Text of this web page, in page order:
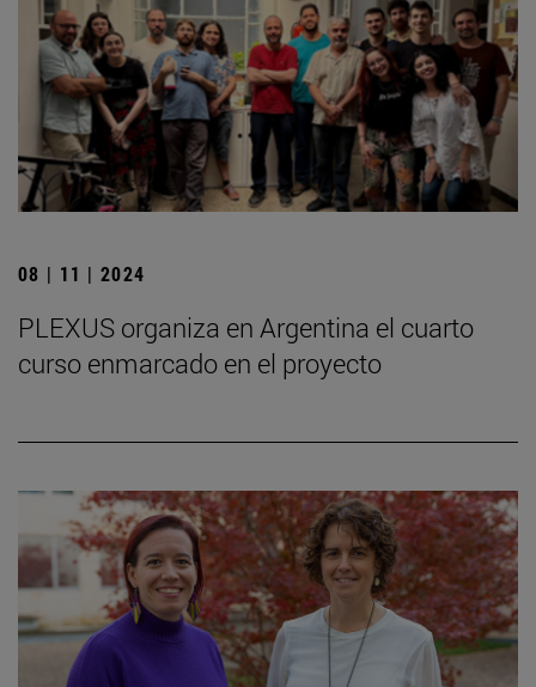
08 | 11 | 2024
PLEXUS organiza en Argentina el cuarto
curso enmarcado en el proyecto